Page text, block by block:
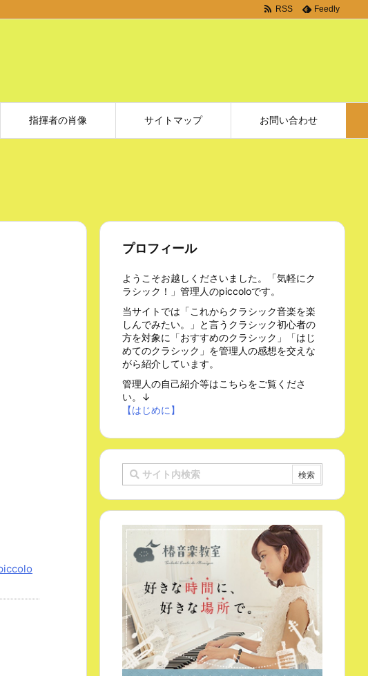
指揮者の肖像 サイトマップ お問い合わせ
RSS Feedly
プロフィール
ようこそお越しくださいました。「気軽にク
ラシック！」管理人のpiccoloです。
当サイトでは「これからクラシック音楽を楽
しんでみたい。」と言うクラシック初心者の
方を対象に「おすすめのクラシック」「はじ
めてのクラシック」を管理人の感想を交えな
がら紹介しています。
管理人の自己紹介等はこちらをご覧くださ
い。↓
【はじめに】